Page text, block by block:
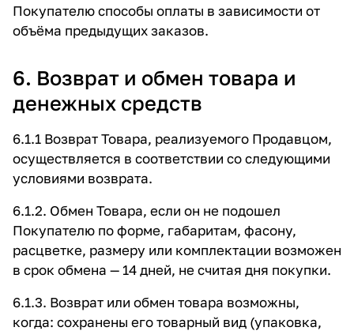
Покупателю способы оплаты в зависимости от
объёма предыдущих заказов.
6. Возврат и обмен товара и
денежных средств
6.1.1 Возврат Товара, реализуемого Продавцом,
осуществляется в соответствии со следующими
условиями возврата.
6.1.2. Обмен Товара, если он не подошел
Покупателю по форме, габаритам, фасону,
расцветке, размеру или комплектации возможен
в срок обмена — 14 дней, не считая дня покупки.
6.1.3. Возврат или обмен товара возможны,
когда: сохранены его товарный вид (упаковка,